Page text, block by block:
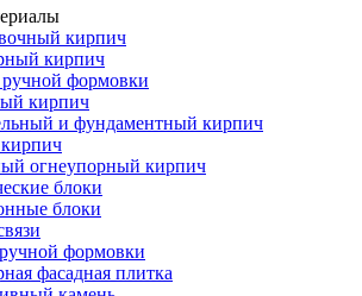
кирпич
кирпич
формовки
кирпич
и фундаментный кирпич
огнеупорный кирпич
блоки
блоки
формовки
фасадная плитка